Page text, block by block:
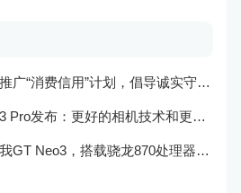
消费信用”计划，倡导诚实守信的消费观念
发布：更好的相机技术和更好的显示效果
搭载骁龙870处理器、一亿像素主摄像头和双立体扬声器